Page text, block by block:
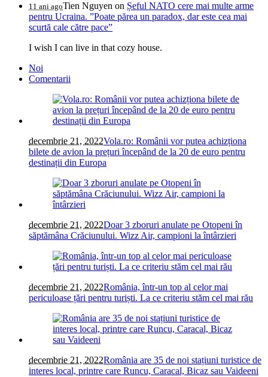
11 ani agoTien Nguyen on Șeful NATO cere mai multe arme
pentru Ucraina. ”Poate părea un paradox, dar este cea mai
scurtă cale către pace”
I wish I can live in that cozy house.
Noi
Comentarii
decembrie 21, 2022Vola.ro: Românii vor putea achizționa
bilete de avion la prețuri începând de la 20 de euro pentru
destinații din Europa
decembrie 21, 2022Doar 3 zboruri anulate pe Otopeni în
săptămâna Crăciunului. Wizz Air, campioni la întârzieri
decembrie 21, 2022România, într-un top al celor mai
periculoase țări pentru turiști. La ce criteriu stăm cel mai rău
decembrie 21, 2022România are 35 de noi stațiuni turistice de
interes local, printre care Runcu, Caracal, Bicaz sau Vaideeni